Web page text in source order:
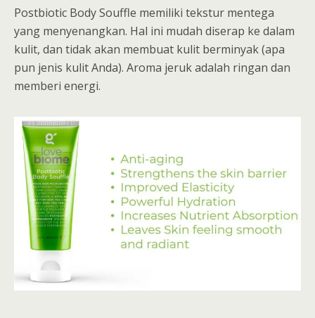
Postbiotic Body Souffle memiliki tekstur mentega
yang menyenangkan. Hal ini mudah diserap ke dalam
kulit, dan tidak akan membuat kulit berminyak (apa
pun jenis kulit Anda). Aroma jeruk adalah ringan dan
memberi energi.